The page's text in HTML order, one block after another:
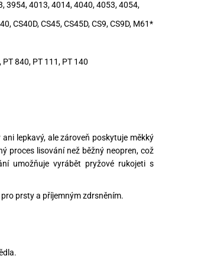
3954, 4013, 4014, 4040, 4053, 4054,
CS40D, CS45, CS45D, CS9, CS9D, M61*
840, PT 111, PT 140
lepkavý, ale zároveň poskytuje měkký
proces lisování než běžný neopren, což
umožňuje vyrábět pryžové rukojeti s
prsty a příjemným zdrsněním.